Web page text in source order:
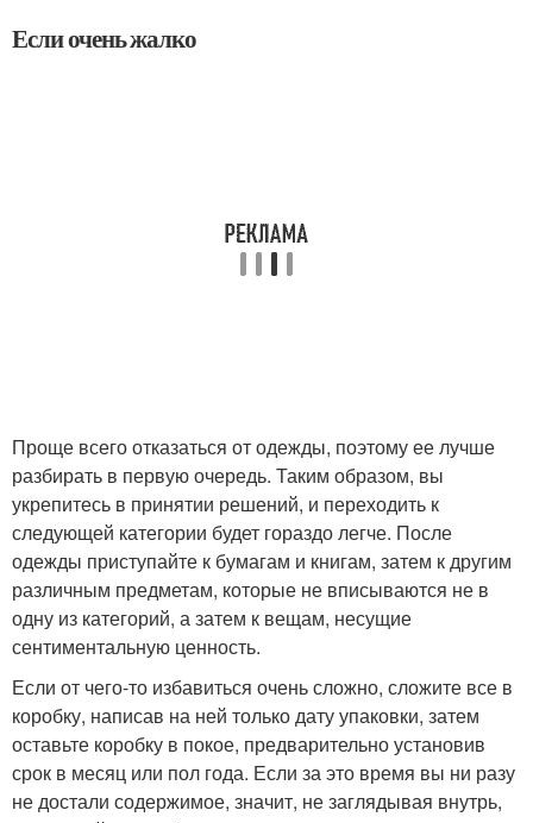
Если очень жалко
Проще всего отказаться от одежды, поэтому ее лучше
разбирать в первую очередь. Таким образом, вы
укрепитесь в принятии решений, и переходить к
следующей категории будет гораздо легче. После
одежды приступайте к бумагам и книгам, затем к другим
различным предметам, которые не вписываются не в
одну из категорий, а затем к вещам, несущие
сентиментальную ценность.
Если от чего-то избавиться очень сложно, сложите все в
коробку, написав на ней только дату упаковки, затем
оставьте коробку в покое, предварительно установив
срок в месяц или пол года. Если за это время вы ни разу
не достали содержимое, значит, не заглядывая внутрь,